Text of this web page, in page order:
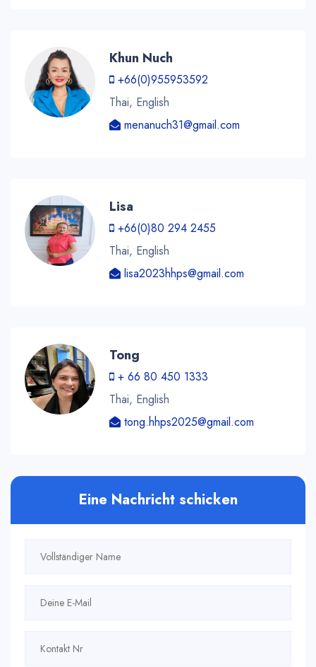
Khun Nuch
+66(0)955953592
Thai, English
menanuch31@gmail.com
Lisa
+66(0)80 294 2455
Thai, English
lisa2023hhps@gmail.com
Tong
+ 66 80 450 1333
Thai, English
tong.hhps2025@gmail.com
Eine Nachricht schicken